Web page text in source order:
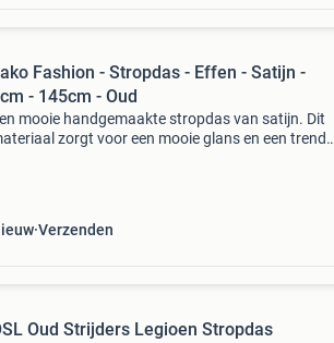
Fashion - Stropdas - Effen - Satijn -
- 145cm - Oud
mooie handgemaakte stropdas van satijn. Dit
zorgt voor een mooie glans en een trendy
Verzenden
Oud Strijders Legioen Stropdas